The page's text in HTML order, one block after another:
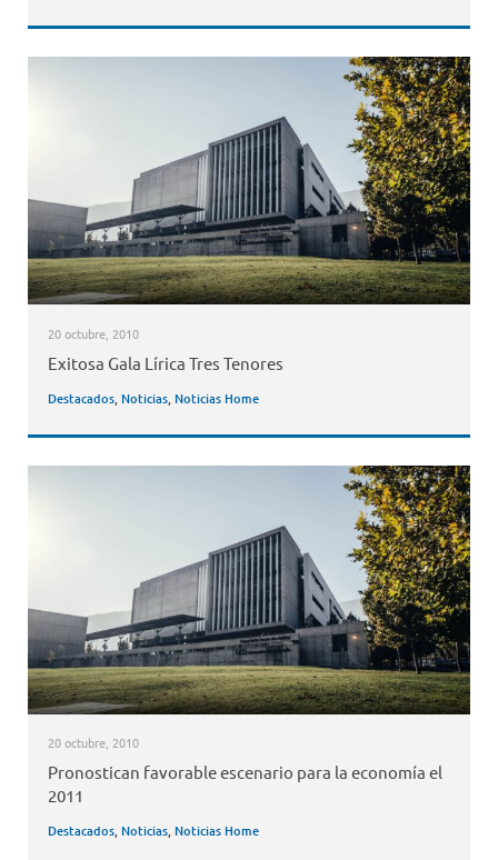
20 octubre, 2010
Exitosa Gala Lírica Tres Tenores
Destacados, Noticias, Noticias Home
20 octubre, 2010
Pronostican favorable escenario para la economía el
2011
Destacados, Noticias, Noticias Home